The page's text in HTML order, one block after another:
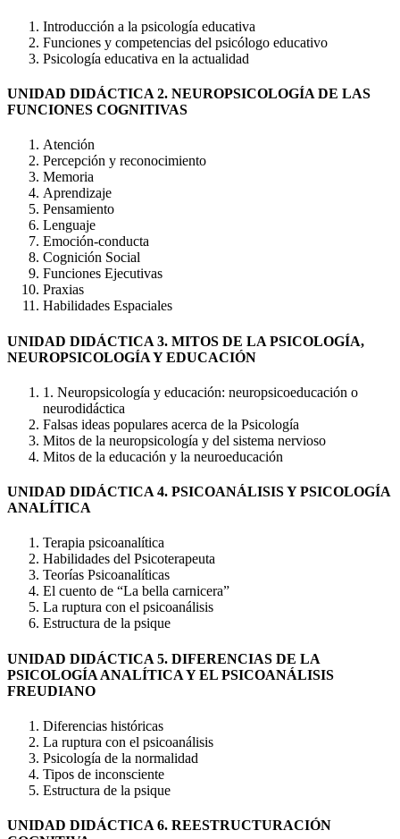
Introducción a la psicología educativa
Funciones y competencias del psicólogo educativo
Psicología educativa en la actualidad
UNIDAD DIDÁCTICA 2. NEUROPSICOLOGÍA DE LAS
FUNCIONES COGNITIVAS
Atención
Percepción y reconocimiento
Memoria
Aprendizaje
Pensamiento
Lenguaje
Emoción-conducta
Cognición Social
Funciones Ejecutivas
Praxias
Habilidades Espaciales
UNIDAD DIDÁCTICA 3. MITOS DE LA PSICOLOGÍA,
NEUROPSICOLOGÍA Y EDUCACIÓN
1. Neuropsicología y educación: neuropsicoeducación o
neurodidáctica
Falsas ideas populares acerca de la Psicología
Mitos de la neuropsicología y del sistema nervioso
Mitos de la educación y la neuroeducación
UNIDAD DIDÁCTICA 4. PSICOANÁLISIS Y PSICOLOGÍA
ANALÍTICA
Terapia psicoanalítica
Habilidades del Psicoterapeuta
Teorías Psicoanalíticas
El cuento de “La bella carnicera”
La ruptura con el psicoanálisis
Estructura de la psique
UNIDAD DIDÁCTICA 5. DIFERENCIAS DE LA
PSICOLOGÍA ANALÍTICA Y EL PSICOANÁLISIS
FREUDIANO
Diferencias históricas
La ruptura con el psicoanálisis
Psicología de la normalidad
Tipos de inconsciente
Estructura de la psique
UNIDAD DIDÁCTICA 6. REESTRUCTURACIÓN